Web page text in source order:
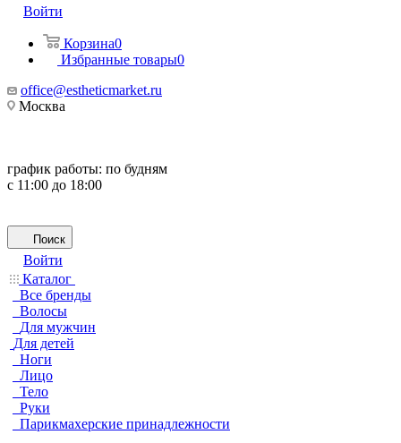
Войти
Корзина0
Избранные товары0
office@estheticmarket.ru
Москва
график работы: по будням
с 11:00 до 18:00
Поиск
Войти
Каталог
Все бренды
Волосы
Для мужчин
Для детей
Ноги
Лицо
Тело
Руки
Парикмахерские принадлежности